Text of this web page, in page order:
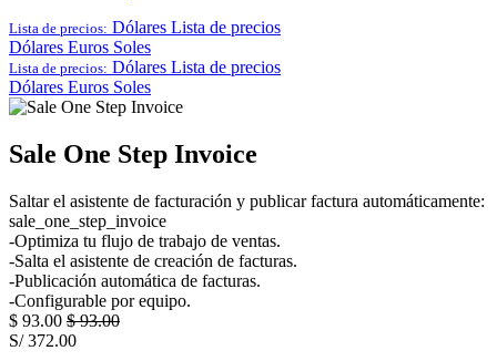
Lista de precios: Dólares Lista de precios
Dólares Euros Soles
Lista de precios: Dólares Lista de precios
Dólares Euros Soles
Sale One Step Invoice
Saltar el asistente de facturación y publicar factura automáticamente:
sale_one_step_invoice
-Optimiza tu flujo de trabajo de ventas.
-Salta el asistente de creación de facturas.
-Publicación automática de facturas.
-Configurable por equipo.
$ 93.00 $93.00
S/372.00